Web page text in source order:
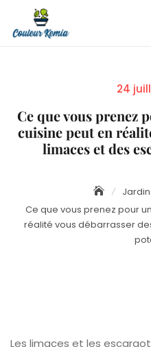
content
24
Ce que vous prenez
cuisine peut en
limaces et des
Ce que vous prenez pour
réalité vous débarrasser
Les limaces et les